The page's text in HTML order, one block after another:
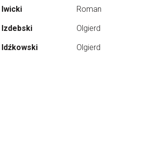
Iwicki Roman
Izdebski Olgierd
Idźkowski Olgierd